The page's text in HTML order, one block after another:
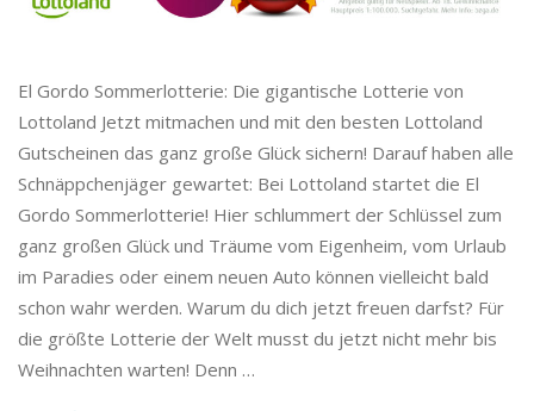
s
h
b
a
c
k
B
El Gordo Sommerlotterie: Die gigantische Lotterie von
Lottoland Jetzt mitmachen und mit den besten Lottoland
Gutscheinen das ganz große Glück sichern! Darauf haben alle
Schnäppchenjäger gewartet: Bei Lottoland startet die El
Gordo Sommerlotterie! Hier schlummert der Schlüssel zum
ganz großen Glück und Träume vom Eigenheim, vom Urlaub
im Paradies oder einem neuen Auto können vielleicht bald
schon wahr werden. Warum du dich jetzt freuen darfst? Für
die größte Lotterie der Welt musst du jetzt nicht mehr bis
Weihnachten warten! Denn …